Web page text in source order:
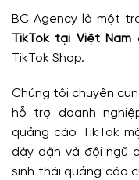
BC Agency là một
TikTok tại Việt Nam
TikTok Shop.
Chúng tôi chuyên
hỗ trợ doanh
quảng cáo TikTok
dày dặn và đội ngũ
sinh thái quảng cáo